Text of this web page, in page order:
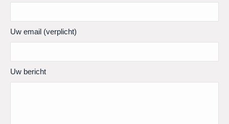
Uw email (verplicht)
Uw bericht